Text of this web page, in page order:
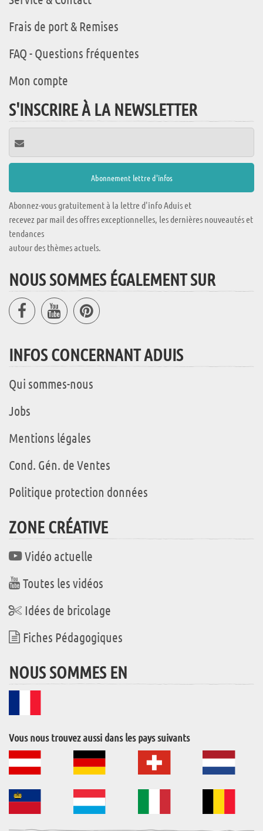
Frais de port & Remises
FAQ - Questions fréquentes
Mon compte
S'INSCRIRE À LA NEWSLETTER
Abonnez-vous gratuitement à la lettre d'info Aduis et
recevez par mail des offres exceptionnelles, les dernières nouveautés et
tendances
autour des thèmes actuels.
NOUS SOMMES ÉGALEMENT SUR
INFOS CONCERNANT ADUIS
Qui sommes-nous
Jobs
Mentions légales
Cond. Gén. de Ventes
Politique protection données
ZONE CRÉATIVE
Vidéo actuelle
Toutes les vidéos
Idées de bricolage
Fiches Pédagogiques
NOUS SOMMES EN
Vous nous trouvez aussi dans les pays suivants